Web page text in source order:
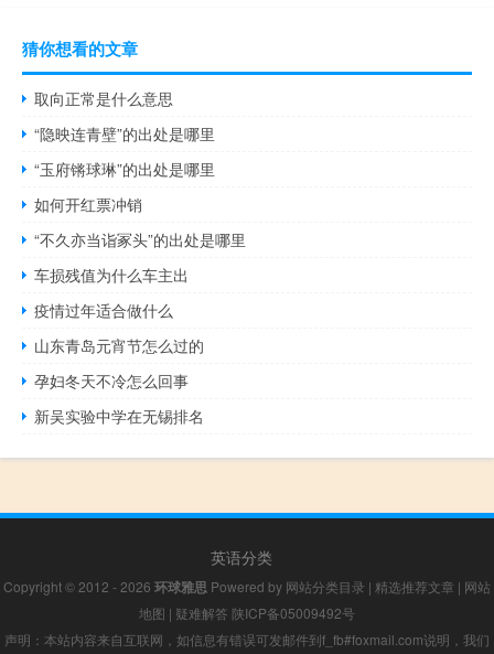
猜你想看的文章
取向正常是什么意思
“隐映连青壁”的出处是哪里
“玉府锵球琳”的出处是哪里
如何开红票冲销
“不久亦当诣冢头”的出处是哪里
车损残值为什么车主出
疫情过年适合做什么
山东青岛元宵节怎么过的
孕妇冬天不冷怎么回事
新吴实验中学在无锡排名
英语分类
Copyright © 2012 - 2026 环球雅思 Powered by 网站分类目录 | 精选推荐文章 | 网站
地图 | 疑难解答 陕ICP备05009492号
声明：本站内容来自互联网，如信息有错误可发邮件到f_fb#foxmail.com说明，我们